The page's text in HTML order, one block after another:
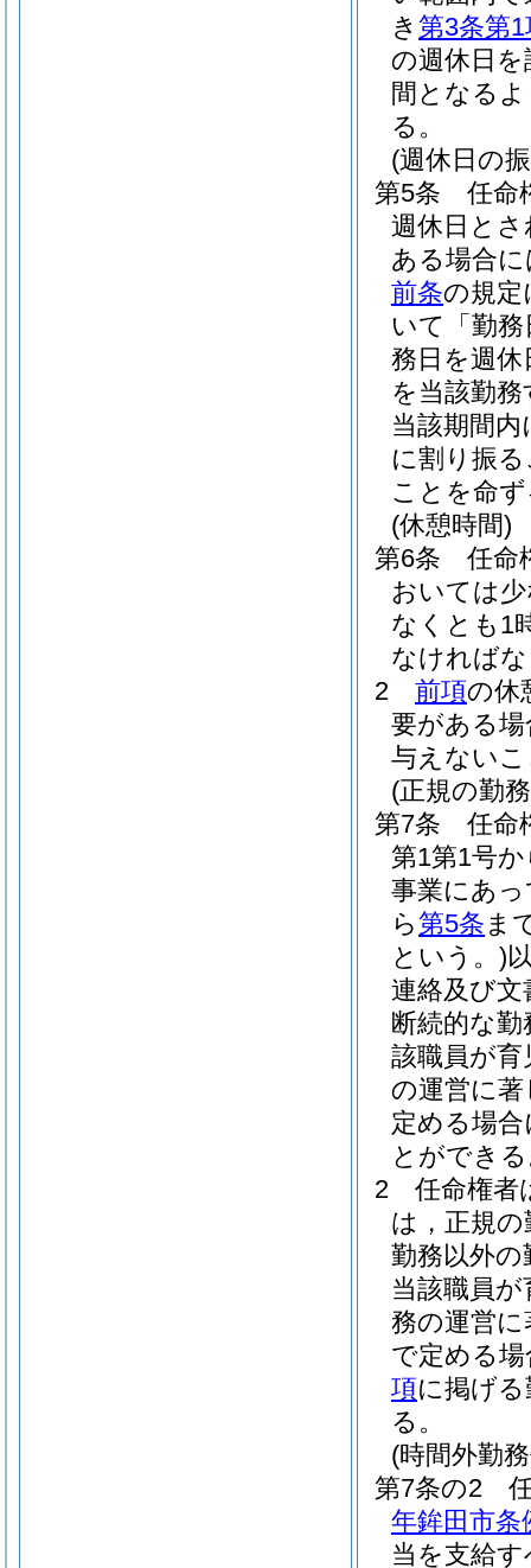
き 第3条第1
の週休日
間となる
る。
(週休日の
第5条
任命
週休日と
ある場合
前条の規定
いて「勤
務日を週
を当該勤
当該期間
に割り振
ことを命
(休憩時間)
第6条
任命
おいては
なくとも1
なければ
2
前項の休
要がある
与えない
(正規の勤
第7条
任命
第1第1号
事業にあ
ら第5条 ま
という。)
連絡及び
断続的な
該職員が
の運営に
定める場
とができ
2
任命権者
は，正規
勤務以外
当該職員
務の運営
で定める
項に掲げ
る。
(時間外勤
第7条の2
年鉾田市条
当を支給